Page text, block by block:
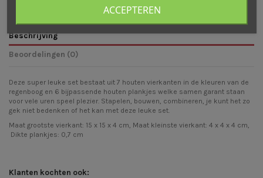
Beschrijving
Beoordelingen (0)
Deze super leuke set bestaat uit 7 houten vierkanten in de kleuren van de
regenboog en 6 bijpassende houten plankjes welke samen garant staan
voor vele uren speel plezier. Stapelen, bouwen, combineren, je kunt het zo
gek niet bedenken of het kan met deze leuke set.
Maat grootste vierkant: 15 x 15 x 4 cm, Maat kleinste vierkant: 4 x 4 x 4 cm,
Dikte plankjes: 0,7 cm
Klanten kochten ook:
ACCEPTEREN